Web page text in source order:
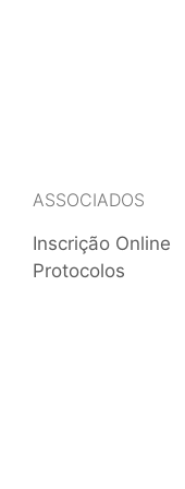
ASSOCIADOS
Inscrição Online
Protocolos